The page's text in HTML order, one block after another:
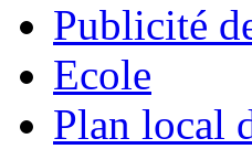
Publicité
Ecole
Plan local